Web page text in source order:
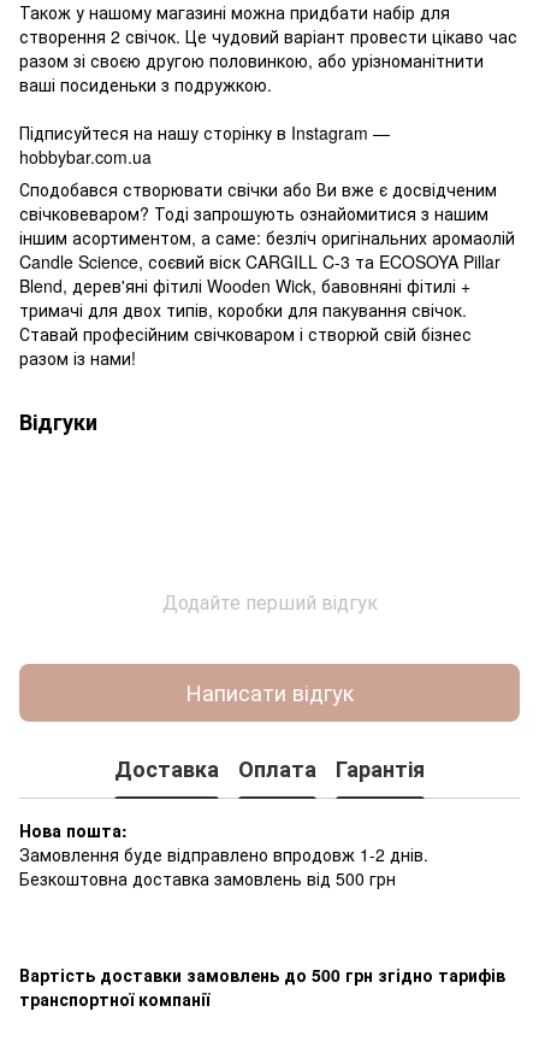
Також у нашому магазині можна придбати набір для
створення 2 свічок. Це чудовий варіант провести цікаво час
разом зі своєю другою половинкою, або урізноманітнити
ваші посиденьки з подружкою.
Підписуйтеся на нашу сторінку в Instagram —
hobbybar.com.ua
Сподобався створювати свічки або Ви вже є досвідченим
свічковеваром? Тоді запрошують ознайомитися з нашим
іншим асортиментом, а саме: безліч оригінальних аромаолій
Candle Science, соєвий віск CARGILL C-3 та ECOSOYA Pillar
Blend, дерев'яні фітилі Wooden Wick, бавовняні фітилі +
тримачі для двох типів, коробки для пакування свічок.
Ставай професійним свічковаром і створюй свій бізнес
разом із нами!
Відгуки
Додайте перший відгук
Написати відгук
Доставка Оплата Гарантія
Нова пошта:
Замовлення буде відправлено впродовж 1-2 днів.
Безкоштовна доставка замовлень від 500 грн
Вартість доставки замовлень до 500 грн згідно тарифів
транспортної компанії